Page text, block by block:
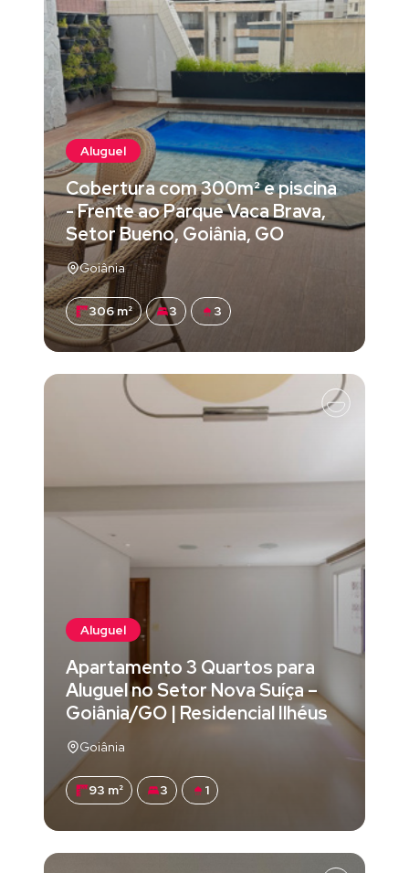
Aluguel
Cobertura com 300m² e piscina
- Frente ao Parque Vaca Brava,
Setor Bueno, Goiânia, GO
Goiânia
306 m² 3 3
Aluguel
Apartamento 3 Quartos para
Aluguel no Setor Nova Suíça –
Goiânia/GO | Residencial Ilhéus
Goiânia
93 m² 3 1